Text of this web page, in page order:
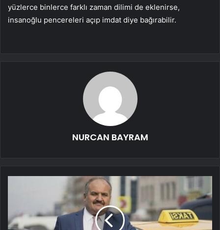
yüzlerce binlerce farklı zaman dilimi de eklenirse,
insanoğlu pencereleri açıp imdat diye bağırabilir.
NURCAN BAYRAM